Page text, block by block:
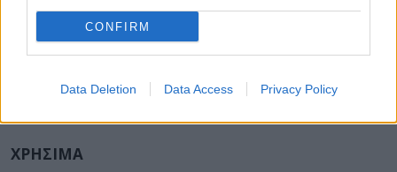
CONFIRM
Data Deletion Data Access Privacy Policy
TIPS
ΧΡΗΣΙΜΑ